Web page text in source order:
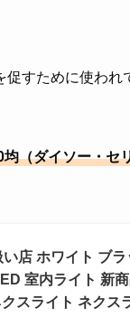
すために使わ
（ダイソー・セ
店 ホワイト ブ
室内ライト 新
スライト ネクス